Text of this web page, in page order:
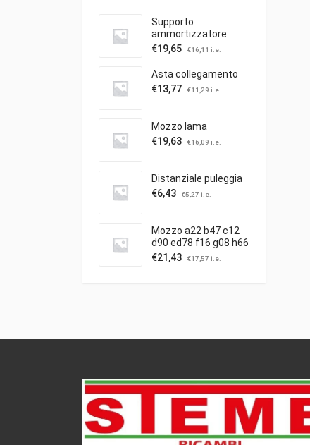
Supporto
ammortizzatore
€19,65 €16,11 i.e.
Asta collegamento
€13,77 €11,29 i.e.
Mozzo lama
€19,63 €16,09 i.e.
Distanziale puleggia
€6,43 €5,27 i.e.
Mozzo a22 b47 c12
d90 ed78 f16 g08 h66
c/puleggia ibea
€21,43 €17,57 i.e.